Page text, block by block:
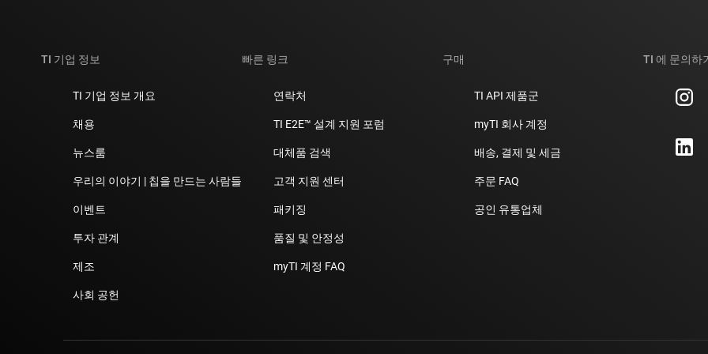
TI 기업 정보
TI 기업 정보 개요
채용
뉴스룸
우리의 이야기 | 칩을 만드는 사람들
이벤트
투자 관계
제조
사회 공헌
빠른 링크
연락처
TI E2E™ 설계 지원 포럼
대체품 검색
고객 지원 센터
패키징
품질 및 안정성
myTI 계정 FAQ
구매
TI API 제품군
myTI 회사 계정
배송, 결제 및 세금
주문 FAQ
공인 유통업체
TI 에 문의하